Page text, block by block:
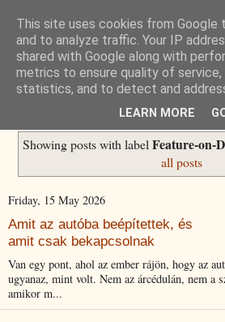
Havidíjas
Komplex Web+
Showing posts with label Feature-on-
all posts
Friday, 15 May 2026
Amit az autóba beépítettek, és
amit csak bekapcsolnak
Van egy pont, ahol az ember rájön, hogy az
ugyanaz, mint volt. Nem az árcédulán, nem a
amikor m...
This site uses cookies from Google
and to analyze traffic. Your IP
shared with Google along with
metrics to ensure quality of service,
statistics, and to detect and
LEARN MORE